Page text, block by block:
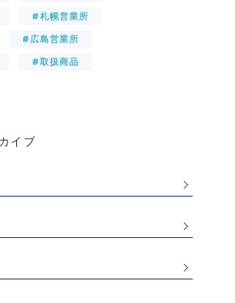
#札幌営業所
#広島営業所
#取扱商品
イブ